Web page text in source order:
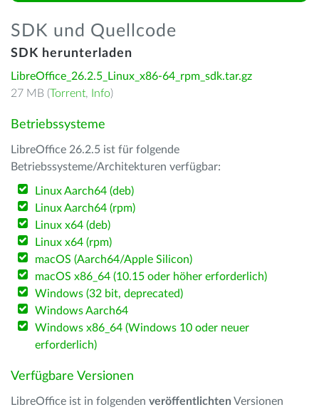
SDK und Quellcode
SDK herunterladen
LibreOffice_26.2.5_Linux_x86-64_rpm_sdk.tar.gz
27 MB (Torrent, Info)
Betriebssysteme
LibreOffice 26.2.5 ist für folgende
Betriebssysteme/Architekturen verfügbar:
Linux Aarch64 (deb)
Linux Aarch64 (rpm)
Linux x64 (deb)
Linux x64 (rpm)
macOS (Aarch64/Apple Silicon)
macOS x86_64 (10.15 oder höher erforderlich)
Windows (32 bit, deprecated)
Windows Aarch64
Windows x86_64 (Windows 10 oder neuer
erforderlich)
Verfügbare Versionen
LibreOffice ist in folgenden veröffentlichten Versionen